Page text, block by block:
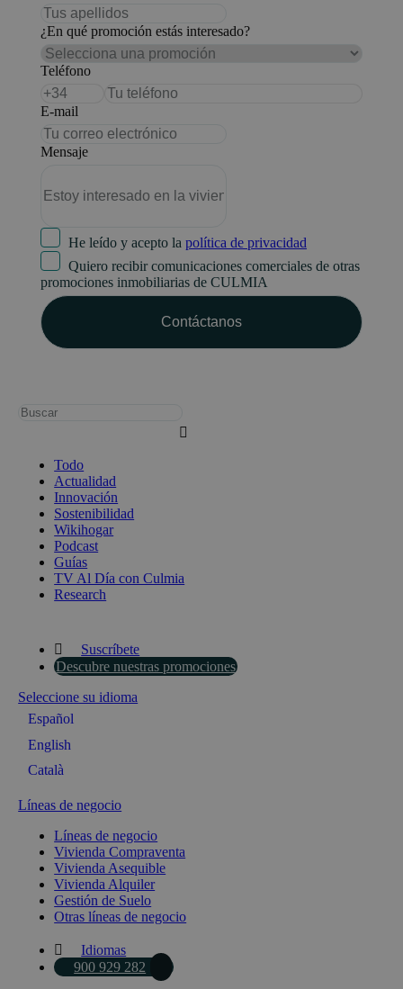
¿En qué promoción estás interesado?
Teléfono
E-mail
Mensaje
He leído y acepto la política de privacidad
Quiero recibir comunicaciones comerciales de otras
promociones inmobiliarias de CULMIA
Busca:
Todo
Actualidad
Innovación
Sostenibilidad
Wikihogar
Podcast
Guías
TV Al Día con Culmia
Research
Suscríbete
Descubre nuestras promociones
Seleccione su idioma
Español
English
Català
Líneas de negocio
Líneas de negocio
Vivienda Compraventa
Vivienda Asequible
Vivienda Alquiler
Gestión de Suelo
Otras líneas de negocio
Idiomas
900 929 282